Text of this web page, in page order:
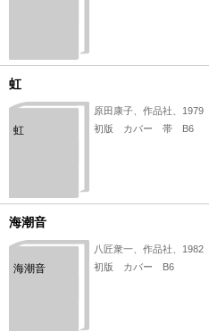
虹
虹
原田康子、作品社、1979
初版 カバー 帯 B6
海潮音
海潮音
八匠衆一、作品社、1982
初版 カバー B6